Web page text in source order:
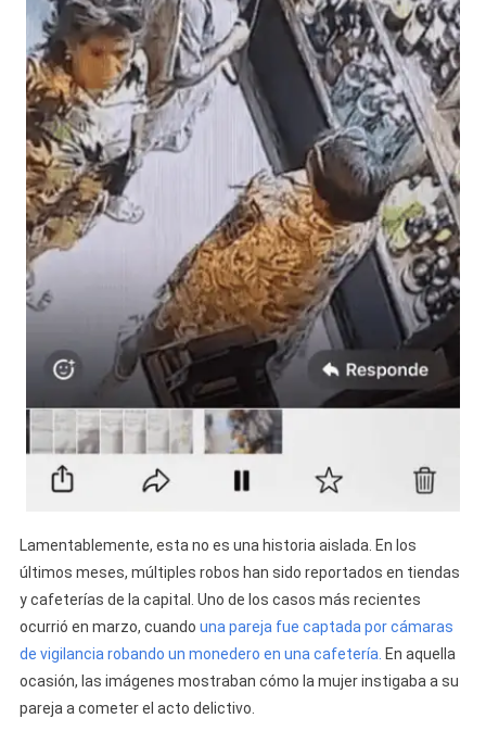
Lamentablemente, esta no es una historia aislada. En los
últimos meses, múltiples robos han sido reportados en tiendas
y cafeterías de la capital. Uno de los casos más recientes
ocurrió en marzo, cuando una pareja fue captada por cámaras
de vigilancia robando un monedero en una cafetería. En aquella
ocasión, las imágenes mostraban cómo la mujer instigaba a su
pareja a cometer el acto delictivo.